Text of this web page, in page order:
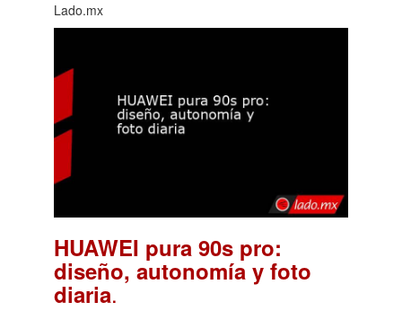
Lado.mx
HUAWEI pura 90s pro:
diseño, autonomía y foto
diaria.